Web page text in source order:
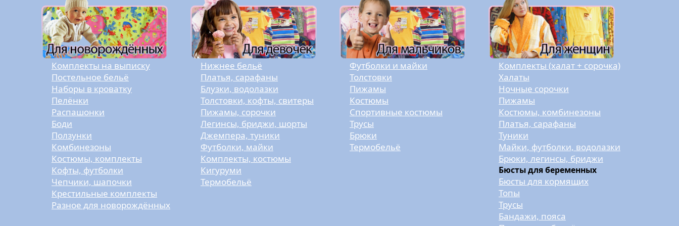
Комплекты на выписку
Постельное бельё
Наборы в кроватку
Пелёнки
Распашонки
Боди
Ползунки
Комбинезоны
Костюмы, комплекты
Кофты, футболки
Чепчики, шапочки
Крестильные комплекты
Разное для новорождённых
Нижнее бельё
Платья, сарафаны
Блузки, водолазки
Толстовки, кофты, свитеры
Пижамы, сорочки
Легинсы, бриджи, шорты
Джемпера, туники
Футболки, майки
Комплекты, костюмы
Кигуруми
Термобельё
Футболки и майки
Толстовки
Пижамы
Костюмы
Спортивные костюмы
Трусы
Брюки
Термобельё
Комплекты (халат + сорочка)
Халаты
Ночные сорочки
Пижамы
Костюмы, комбинезоны
Платья, сарафаны
Туники
Майки, футболки, водолазки
Брюки, легинсы, бриджи
Бюсты для беременных
Бюсты для кормящих
Топы
Трусы
Бандажи, пояса